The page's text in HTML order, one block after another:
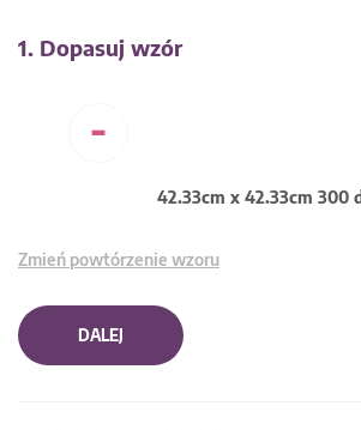
1. Dopasuj wzór
-
42.33cm x 42.33cm 300
Zmień powtórzenie wzoru
DALEJ